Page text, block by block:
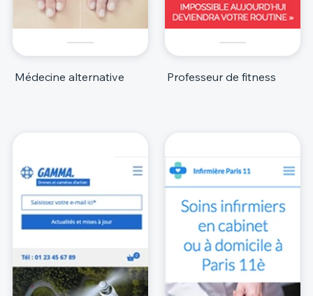
Médecine alternative Professeur de fitness